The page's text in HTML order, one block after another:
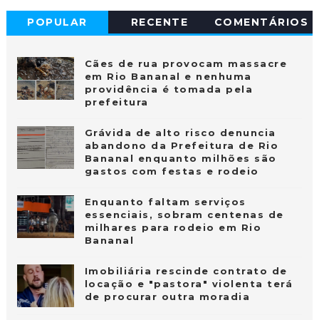
POPULAR RECENTE COMENTÁRIOS
Cães de rua provocam massacre
em Rio Bananal e nenhuma
providência é tomada pela
prefeitura
Grávida de alto risco denuncia
abandono da Prefeitura de Rio
Bananal enquanto milhões são
gastos com festas e rodeio
Enquanto faltam serviços
essenciais, sobram centenas de
milhares para rodeio em Rio
Bananal
Imobiliária rescinde contrato de
locação e "pastora" violenta terá
de procurar outra moradia